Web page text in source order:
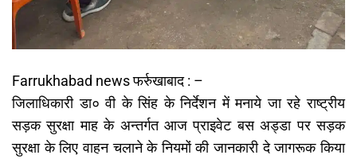
Farrukhabad news फर्रुखाबाद : –
जिलाधिकारी डा० वी के सिंह के निर्देशन में मनाये जा रहे राष्ट्रीय
सड़क सुरक्षा माह के अन्तर्गत आज प्राइवेट बस अड्डा पर सड़क
सुरक्षा के लिए वाहन चलाने के नियमों की जानकारी दे जागरूक किया